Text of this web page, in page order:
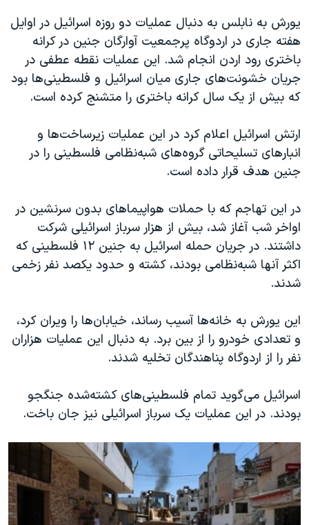
یورش به نابلس به دنبال عملیات دو روزه اسرائیل در اوایل
هفته جاری در اردوگاه پرجمعیت آوارگان جنین در کرانه
باختری رود اردن انجام شد. این عملیات نقطه عطفی در
جریان خشونت‌های جاری میان اسرائیل و فلسطینی‌ها بود
که بیش از یک سال کرانه باختری را متشنج کرده است.
ارتش اسرائیل اعلام کرد در این عملیات زیرساخت‌ها و
انبارهای تسلیحاتی گروه‌های شبه‌نظامی فلسطینی را در
جنین هدف قرار داده است.
در این تهاجم که با حملات هواپیماهای بدون سرنشین در
اواخر شب آغاز شد، بیش از هزار سرباز اسرائیلی شرکت
داشتند. در جریان حمله اسرائیل به جنین ۱۲ فلسطینی که
اکثر آنها شبه‌نظامی بودند، کشته و حدود یکصد نفر زخمی
شدند.
این یورش به خانه‌ها آسیب رساند، خیابان‌ها را ویران کرد،
و تعدادی خودرو را از بین برد. به دنبال این عملیات هزاران
نفر را از اردوگاه پناهندگان تخلیه شدند.
اسرائیل می‌گوید تمام فلسطینی‌های کشته‌شده جنگجو
بودند. در این عملیات یک سرباز اسرائیلی نیز جان باخت.